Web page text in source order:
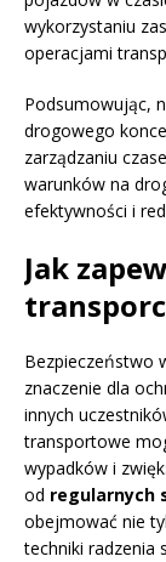
wykorzystaniu
operacjami
Podsumowując,
drogowego
zarządzaniu
warunków na
efektywności i
Jak
Bezpieczeństwo
znaczenie dla
innych
transportowe
wypadków i
od regularnych
obejmować nie
techniki radzenia